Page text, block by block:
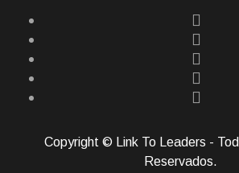
Copyright © Link To Leaders -
Reservados.